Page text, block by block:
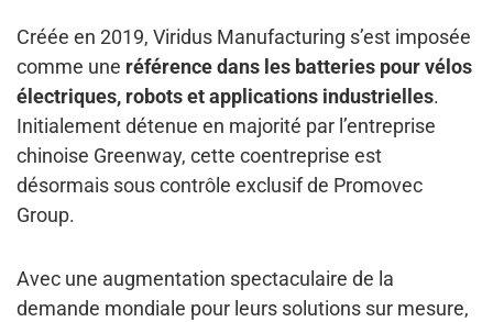
Créée en 2019, Viridus Manufacturing s’est imposée
comme une référence dans les batteries pour vélos
électriques, robots et applications industrielles.
Initialement détenue en majorité par l’entreprise
chinoise Greenway, cette coentreprise est
désormais sous contrôle exclusif de Promovec
Group.
Avec une augmentation spectaculaire de la
demande mondiale pour leurs solutions sur mesure,